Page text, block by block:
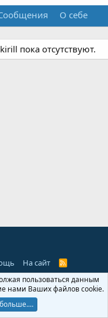
О себе
пока отсутствуют.
На сайт
R
S
пользоваться данным
нами Ваших файлов cookie.